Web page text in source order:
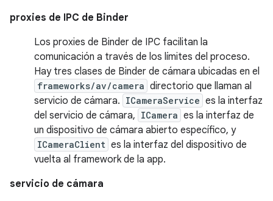
proxies de IPC de Binder
Los proxies de Binder de IPC facilitan la
comunicación a través de los límites del proceso.
Hay tres clases de Binder de cámara ubicadas en el
frameworks/av/camera directorio que llaman al
servicio de cámara. ICameraService es la interfaz
del servicio de cámara, ICamera es la interfaz de
un dispositivo de cámara abierto específico, y
ICameraClient es la interfaz del dispositivo de
vuelta al framework de la app.
servicio de cámara